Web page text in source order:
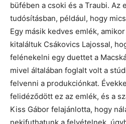
büfében a csoki és a Traubi. Az
tudósításban, például, hogy
Egy másik kedves emlék,
kitaláltuk Csákovics Lajossal,
felénekelni egy duettet a
mivel általában foglalt volt a
felvenni a produkciónkat.
felidéződött ez az emlék, és a
Kiss Gábor felajánlotta, hogy